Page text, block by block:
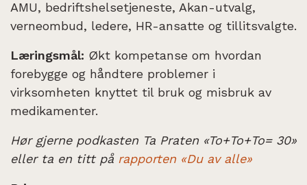
AMU, bedriftshelsetjeneste, Akan-utvalg,
verneombud, ledere, HR-ansatte og tillitsvalgte.
Læringsmål: Økt kompetanse om hvordan
forebygge og håndtere problemer i
virksomheten knyttet til bruk og misbruk av
medikamenter.
Hør gjerne podkasten Ta Praten «To+To+To= 30»
eller ta en titt på rapporten «Du av alle»